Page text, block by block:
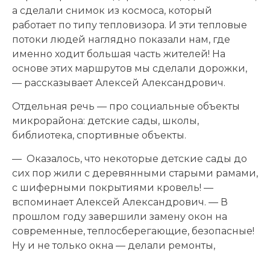
а сделали снимок из космоса, который
работает по типу тепловизора. И эти тепловые
потоки людей наглядно показали нам, где
именно ходит большая часть жителей! На
основе этих маршрутов мы сделали дорожки,
— рассказывает Алексей Александрович.
Отдельная речь — про социальные объекты
микрорайона: детские сады, школы,
библиотека, спортивные объекты.
— Оказалось, что некоторые детские сады до
сих пор жили с деревянными старыми рамами,
с шиферными покрытиями кровель! —
вспоминает Алексей Александрович. — В
прошлом году завершили замену окон на
современные, теплосберегающие, безопасные!
Ну и не только окна — делали ремонты,